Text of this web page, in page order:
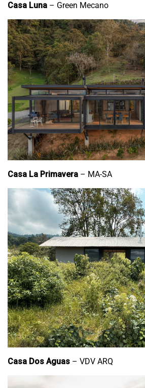
Casa Luna – Green Mecano
Casa La Primavera – MA-SA
Casa Dos Aguas – VDV ARQ